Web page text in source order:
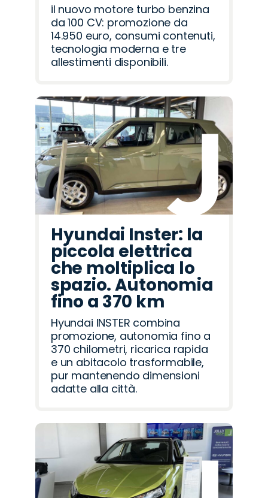
il nuovo motore turbo benzina
da 100 CV: promozione da
14.950 euro, consumi contenuti,
tecnologia moderna e tre
allestimenti disponibili.
Hyundai Inster: la
piccola elettrica
che moltiplica lo
spazio. Autonomia
fino a 370 km
Hyundai INSTER combina
promozione, autonomia fino a
370 chilometri, ricarica rapida
e un abitacolo trasformabile,
pur mantenendo dimensioni
adatte alla città.